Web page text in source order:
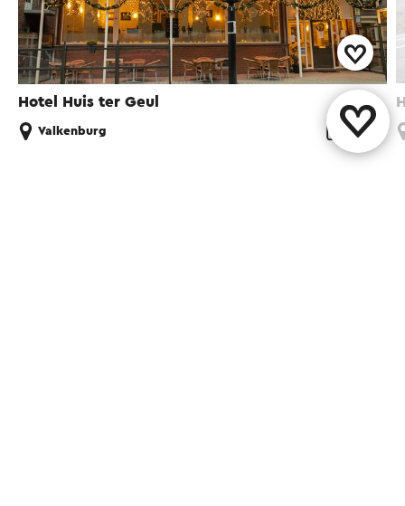
Hotel Huis ter Geul
Valkenburg